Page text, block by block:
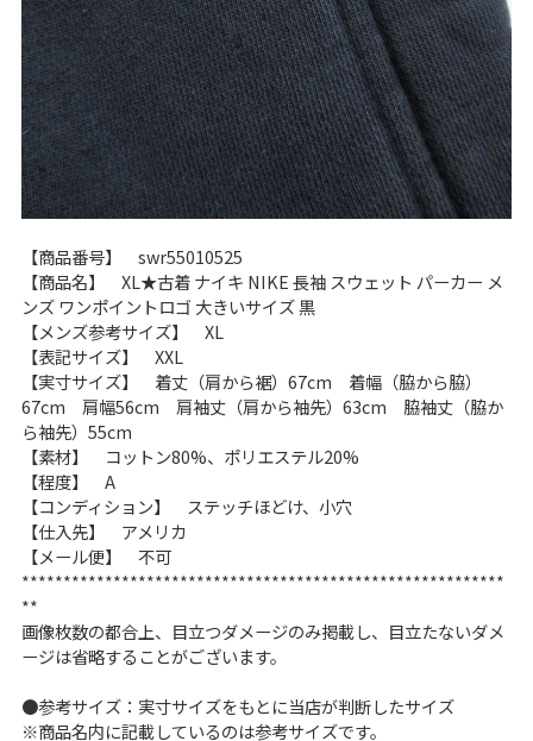
【商品番号】 swr55010525
【商品名】 XL★古着 ナイキ NIKE 長袖 スウェット パーカー メ
ンズ ワンポイントロゴ 大きいサイズ 黒
【メンズ参考サイズ】 XL
【表記サイズ】 XXL
【実寸サイズ】 着丈（肩から裾）67cm 着幅（脇から脇）
67cm 肩幅56cm 肩袖丈（肩から袖先）63cm 脇袖丈（脇か
ら袖先）55cm
【素材】 コットン80%、ポリエステル20%
【程度】 A
【コンディション】 ステッチほどけ、小穴
【仕入先】 アメリカ
【メール便】 不可
**********************************************************
**
画像枚数の都合上、目立つダメージのみ掲載し、目立たないダメ
ージは省略することがございます。
●参考サイズ：実寸サイズをもとに当店が判断したサイズ
※商品名内に記載しているのは参考サイズです。